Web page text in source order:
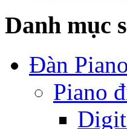
Danh mục
Đàn
Piano